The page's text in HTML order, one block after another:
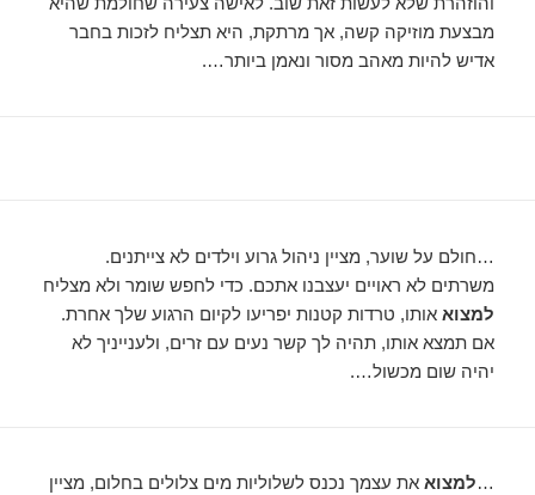
מבצעת מוזיקה קשה, אך מרתקת, היא תצליח לזכות בחבר
אדיש להיות מאהב מסור ונאמן ביותר….
…חולם על שוער, מציין ניהול גרוע וילדים לא צייתנים.
משרתים לא ראויים יעצבנו אתכם. כדי לחפש שומר ולא מצליח
למצוא אותו, טרדות קטנות יפריעו לקיום הרגוע שלך אחרת.
אם תמצא אותו, תהיה לך קשר נעים עם זרים, ולענייניך לא
יהיה שום מכשול….
…למצוא את עצמך נכנס לשלוליות מים צלולים בחלום, מציין